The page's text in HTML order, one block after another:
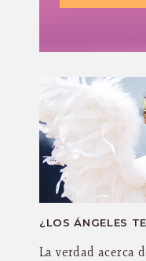
¿LOS ÁNGELES
La verdad acerca